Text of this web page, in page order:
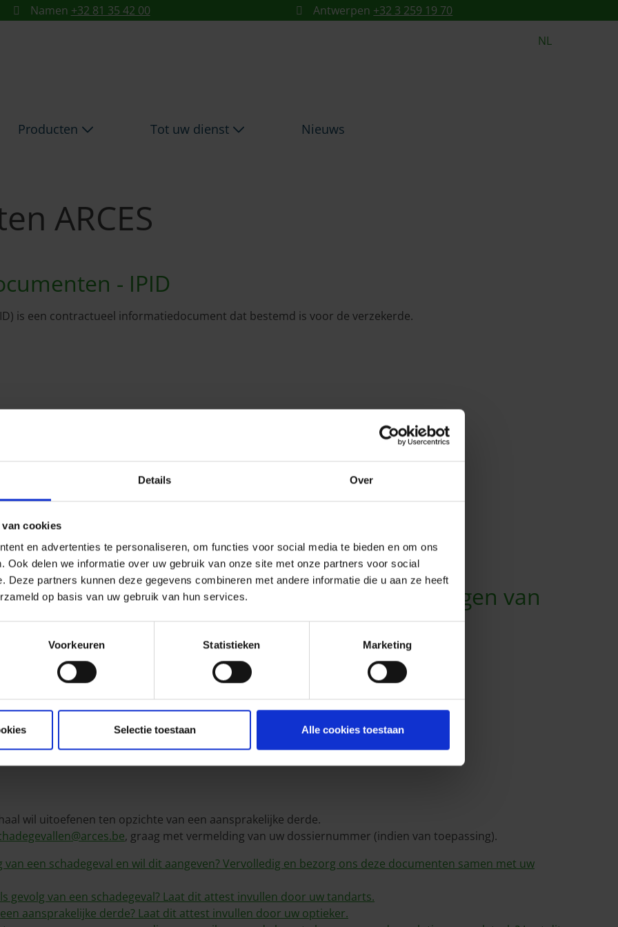
Details Over
cookies
en advertenties te personaliseren, om functies voor social media te bieden en om ons
Ook delen we informatie over uw gebruik van onze site met onze partners voor social
Deze partners kunnen deze gegevens combineren met andere informatie die u aan ze heeft
op basis van uw gebruik van hun services.
Voorkeuren Statistieken Marketing
Selectie toestaan Alle cookies toestaan
- ARCES
Namen +32 81 35 42 00 Antwerpen +32 3 259 19 70
NL
Producten Tot uw dienst Nieuws
ARCES
- IPID
is een contractueel informatiedocument dat bestemd is voor de verzekerde.
raadpleeg dan de IPID-fiches van de producten die u wilt combineren.
van de rechtsbijstandsverzekeringen van
1
Artikel 1
Artikel 1
LIFE
IN LIFE
wil uitoefenen ten opzichte van een aansprakelijke derde.
, graag met vermelding van uw dossiernummer (indien van toepassing).
een schadegeval en wil dit aangeven? Vervolledig en bezorg ons deze documenten samen met uw
gevolg van een schadegeval? Laat dit attest invullen door uw tandarts.
aansprakelijke derde? Laat dit attest invullen door uw optieker.